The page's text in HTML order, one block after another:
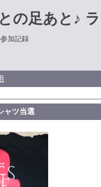
の足あと♪
加記録
ャツ当選